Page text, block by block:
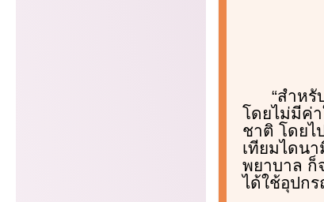
“สำห
โดยไม่มีค่
ชาติ โดยไ
เทียมไดน
พยาบาล ก็
ได้ใช้อุปก